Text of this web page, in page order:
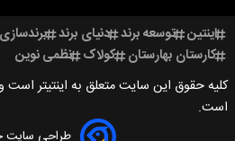
اینتین توسعه برند دنیای برند برندسازی
کارستان بهارستان کولاک نظمی نوین
کلیه حقوق این سایت متعلق به اینتیتر است
است.
طراحی سایت